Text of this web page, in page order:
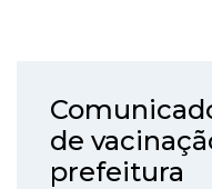
de
prefeitura